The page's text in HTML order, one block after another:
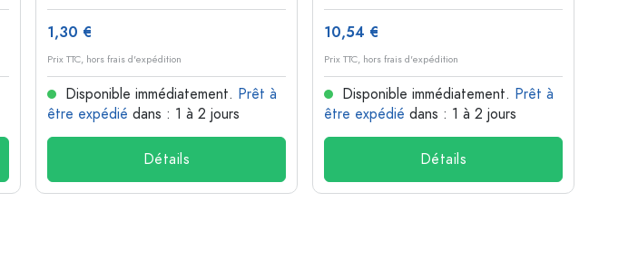
1,30 €
Prix TTC, hors frais d'expédition
Disponible immédiatement. Prêt à
être expédié dans : 1 à 2 jours
Détails
10,54 €
Prix TTC, hors frais d'expédition
Disponible immédiatement. Prêt à
être expédié dans : 1 à 2 jours
Détails